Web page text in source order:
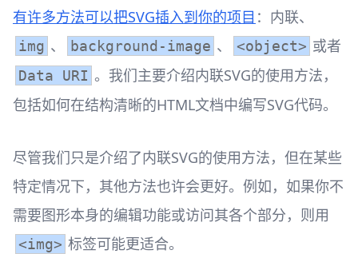
有许多方法可以把SVG插入到你的项目 ：内联、
img 、 background-image 、 <object> 或者
Data URI 。我们主要介绍内联SVG的使用方法，
包括如何在结构清晰的HTML文档中编写SVG代码。
尽管我们只是介绍了内联SVG的使用方法，但在某些
特定情况下，其他方法也许会更好。例如，如果你不
需要图形本身的编辑功能或访问其各个部分，则用
<img> 标签可能更适合。